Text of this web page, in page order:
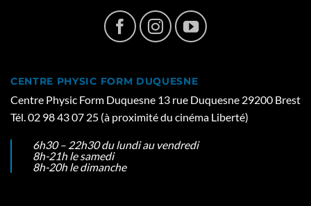
CENTRE PHYSIC FORM DUQUESNE
Centre Physic Form Duquesne 13 rue Duquesne 29200 Brest
Tél. 02 98 43 07 25 (à proximité du cinéma Liberté)
6h30 – 22h30 du lundi au vendredi
8h-21h le samedi
8h-20h le dimanche